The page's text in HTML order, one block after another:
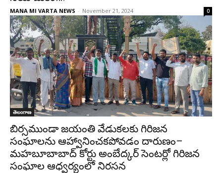
MANA MI VARTA NEWS - November 21, 2024 0
తెలంగాణ
బిర్సముండా జయంతి వేడుకలకు గిరిజన
సంఘాలను ఆహ్వానించకపోవడం దారుణం–
మహబూబాబాద్ కోర్టు అంబేద్కర్ సెంటర్లో గిరిజన
సంఘాల ఆధ్వర్యంలో నిరసన